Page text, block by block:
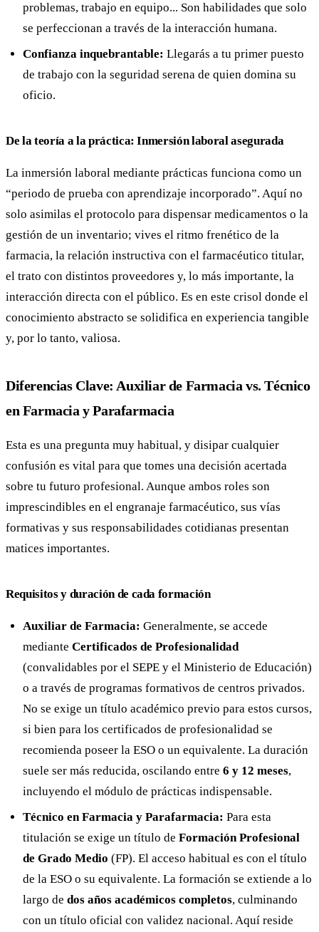
problemas, trabajo en equipo... Son habilidades que solo
se perfeccionan a través de la interacción humana.
Confianza inquebrantable: Llegarás a tu primer puesto
de trabajo con la seguridad serena de quien domina su
oficio.
De la teoría a la práctica: Inmersión laboral asegurada
La inmersión laboral mediante prácticas funciona como un
“periodo de prueba con aprendizaje incorporado”. Aquí no
solo asimilas el protocolo para dispensar medicamentos o la
gestión de un inventario; vives el ritmo frenético de la
farmacia, la relación instructiva con el farmacéutico titular,
el trato con distintos proveedores y, lo más importante, la
interacción directa con el público. Es en este crisol donde el
conocimiento abstracto se solidifica en experiencia tangible
y, por lo tanto, valiosa.
Diferencias Clave: Auxiliar de Farmacia vs. Técnico
en Farmacia y Parafarmacia
Esta es una pregunta muy habitual, y disipar cualquier
confusión es vital para que tomes una decisión acertada
sobre tu futuro profesional. Aunque ambos roles son
imprescindibles en el engranaje farmacéutico, sus vías
formativas y sus responsabilidades cotidianas presentan
matices importantes.
Requisitos y duración de cada formación
Auxiliar de Farmacia: Generalmente, se accede
mediante Certificados de Profesionalidad
(convalidables por el SEPE y el Ministerio de Educación)
o a través de programas formativos de centros privados.
No se exige un título académico previo para estos cursos,
si bien para los certificados de profesionalidad se
recomienda poseer la ESO o un equivalente. La duración
suele ser más reducida, oscilando entre 6 y 12 meses,
incluyendo el módulo de prácticas indispensable.
Técnico en Farmacia y Parafarmacia: Para esta
titulación se exige un título de Formación Profesional
de Grado Medio (FP). El acceso habitual es con el título
de la ESO o su equivalente. La formación se extiende a lo
largo de dos años académicos completos, culminando
con un título oficial con validez nacional. Aquí reside